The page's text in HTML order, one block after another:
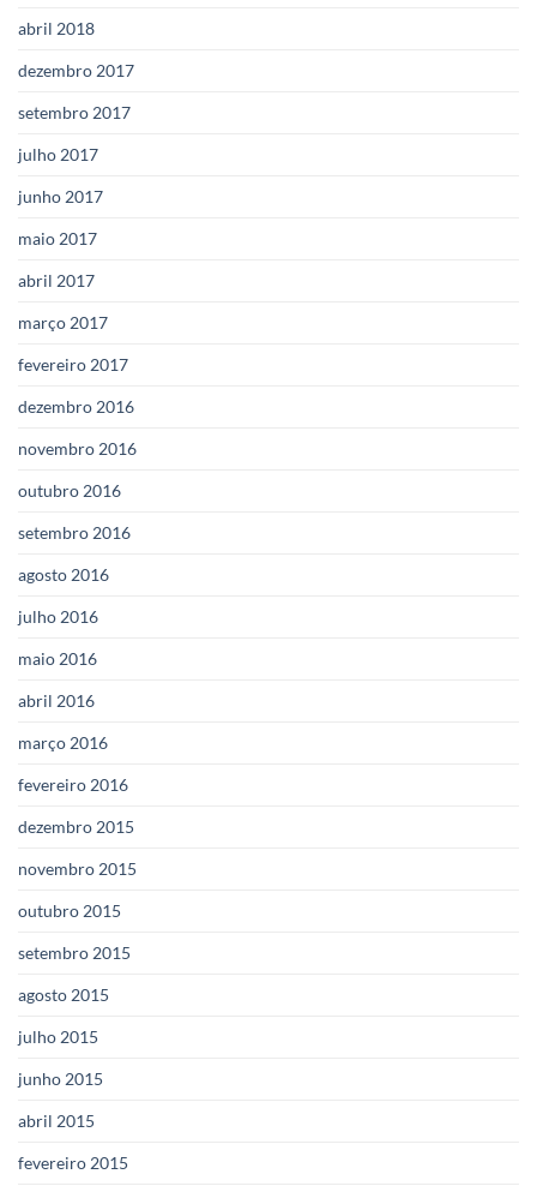
abril 2018
dezembro 2017
setembro 2017
julho 2017
junho 2017
maio 2017
abril 2017
março 2017
fevereiro 2017
dezembro 2016
novembro 2016
outubro 2016
setembro 2016
agosto 2016
julho 2016
maio 2016
abril 2016
março 2016
fevereiro 2016
dezembro 2015
novembro 2015
outubro 2015
setembro 2015
agosto 2015
julho 2015
junho 2015
abril 2015
fevereiro 2015